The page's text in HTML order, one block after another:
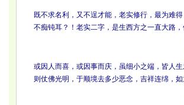
既不求名利，又不逞才能，老实修行，最为难得
不痴钝耳？！老实二字，是生西方之一直大路，
或因人而喜，或因事而庆，虽细小之端，皆人
则仗佛光明，于顺境去多少恶念，吉祥连绵，